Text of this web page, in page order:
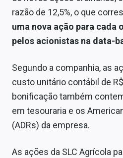
razão de 12,5%, o que
uma nova ação para cada
pelos acionistas na data-
Segundo a companhia, as
custo unitário contábil de
bonificação também
em tesouraria e os
(ADRs) da empresa.
As ações da SLC Agrícola